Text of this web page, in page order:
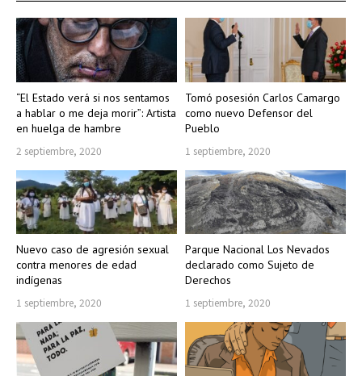
“El Estado verá si nos sentamos
a hablar o me deja morir”: Artista
en huelga de hambre
2 septiembre, 2020
Tomó posesión Carlos Camargo
como nuevo Defensor del
Pueblo
1 septiembre, 2020
Nuevo caso de agresión sexual
contra menores de edad
indígenas
1 septiembre, 2020
Parque Nacional Los Nevados
declarado como Sujeto de
Derechos
1 septiembre, 2020